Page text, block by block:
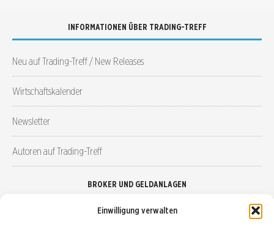
Einwilligung verwalten
INFORMATIONEN ÜBER TRADING-TREFF
Neu auf Trading-Treff / New Releases
Wirtschaftskalender
Newsletter
Autoren auf Trading-Treff
BROKER UND GELDANLAGEN